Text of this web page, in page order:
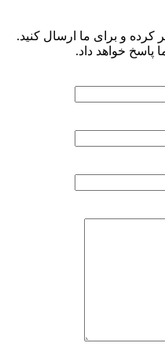
کرده و برای ما ارسال کنید.
پاسخ خواهد داد.